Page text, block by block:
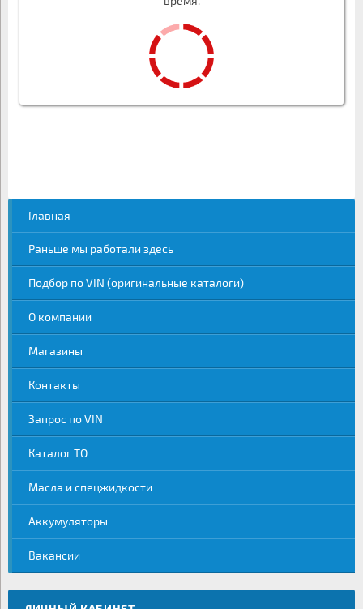
Главная
Раньше мы работали здесь
Подбор по VIN (оригинальные каталоги)
О компании
Магазины
Контакты
Запрос по VIN
Каталог ТО
Масла и спецжидкости
Аккумуляторы
Вакансии